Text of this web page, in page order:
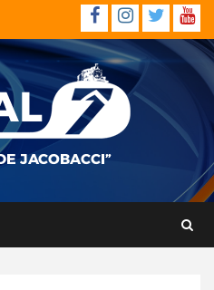
Facebook
Instagram
Twitter